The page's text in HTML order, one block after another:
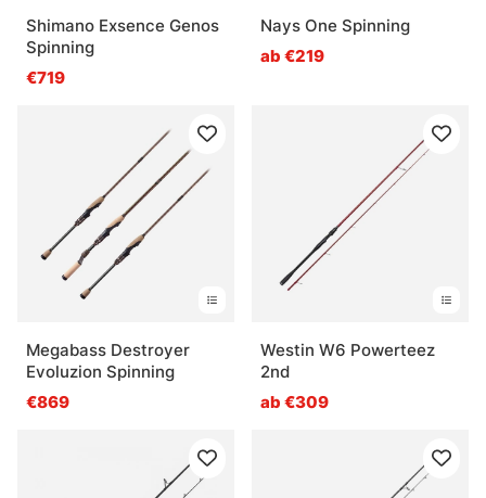
Shimano Exsence Genos
Spinning
€719
Nays One Spinning
ab €219
Megabass Destroyer
Evoluzion Spinning
€869
Westin W6 Powerteez
2nd
ab €309